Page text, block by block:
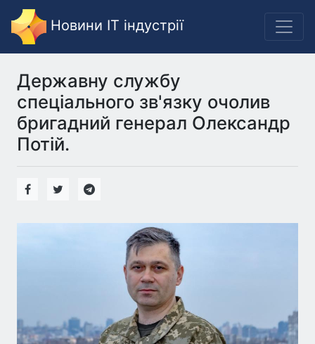
Новини IT індустрії
Державну службу
спеціального зв'язку очолив
бригадний генерал Олександр
Потій.